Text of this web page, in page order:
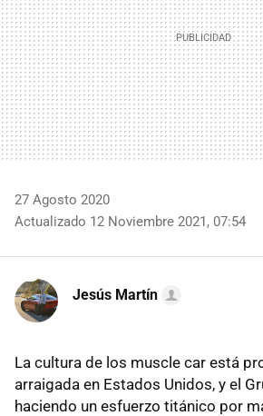
27 Agosto 2020
Actualizado 12 Noviembre 2021, 07:54
Jesús Martín
La cultura de los muscle car está
arraigada en Estados Unidos, y el
haciendo un esfuerzo titánico por